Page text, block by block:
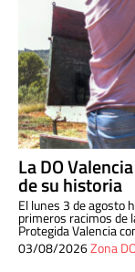
La DO
de su historia
El lunes 3 de agosto
primeros racimos de
Protegida Valencia
03/08/2026Zona